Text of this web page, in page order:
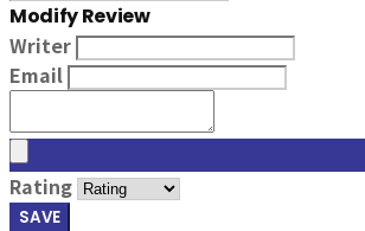
Modify Review
Writer
Email
Rating
SAVE